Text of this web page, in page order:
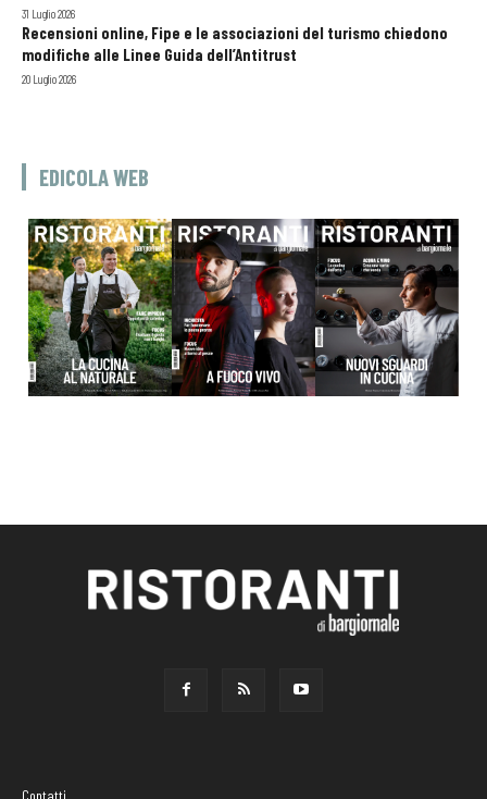
31 Luglio 2026
Recensioni online, Fipe e le associazioni del turismo chiedono
modifiche alle Linee Guida dell’Antitrust
20 Luglio 2026
EDICOLA WEB
Contatti